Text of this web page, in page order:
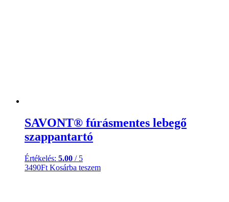
SAVONT® fúrásmentes lebegő
szappantartó
Értékelés: 5.00 / 5
3490Ft Kosárba teszem